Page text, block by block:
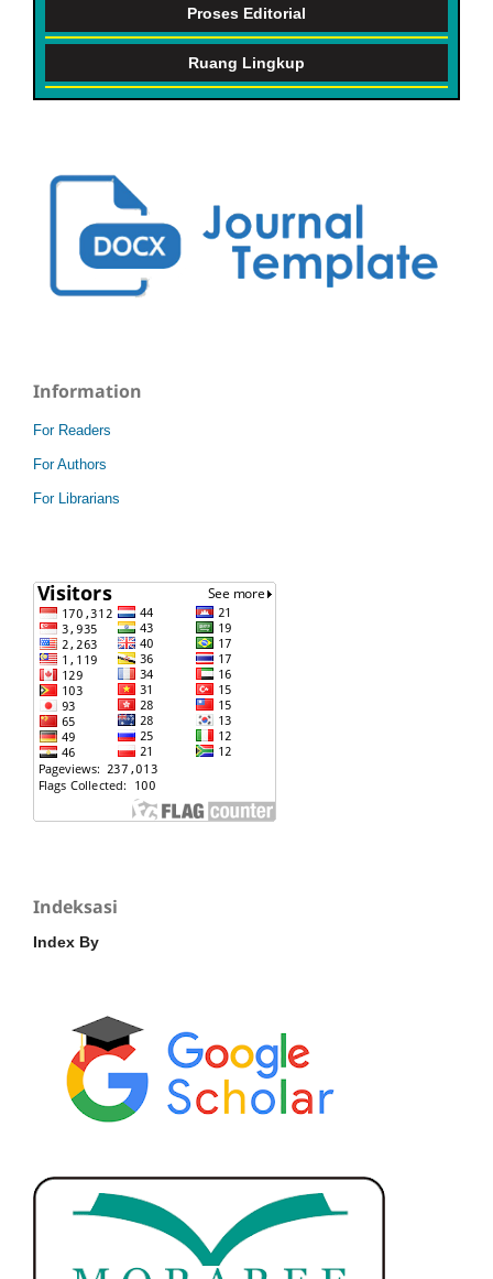
Proses Editorial
Ruang Lingkup
Information
For Readers
For Authors
For Librarians
Indeksasi
Index By